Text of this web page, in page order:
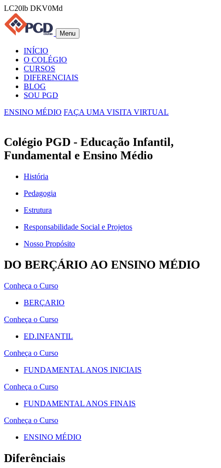
LC20lb DKV0Md
Menu
INÍCIO
O COLÉGIO
CURSOS
DIFERENCIAIS
BLOG
SOU PGD
ENSINO MÉDIO FAÇA UMA VISITA VIRTUAL
Colégio PGD - Educação Infantil,
Fundamental e Ensino Médio
História
Pedagogia
Estrutura
Responsabilidade Social e Projetos
Nosso Propósito
DO BERÇÁRIO AO ENSINO MÉDIO
Conheça o Curso
BERÇARIO
Conheça o Curso
ED.INFANTIL
Conheça o Curso
FUNDAMENTAL ANOS INICIAIS
Conheça o Curso
FUNDAMENTAL ANOS FINAIS
Conheça o Curso
ENSINO MÉDIO
Diferênciais